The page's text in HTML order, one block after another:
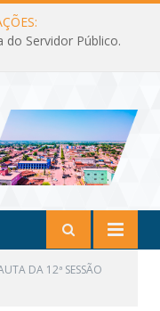
Servidor Público.
DA 12ª SESSÃO